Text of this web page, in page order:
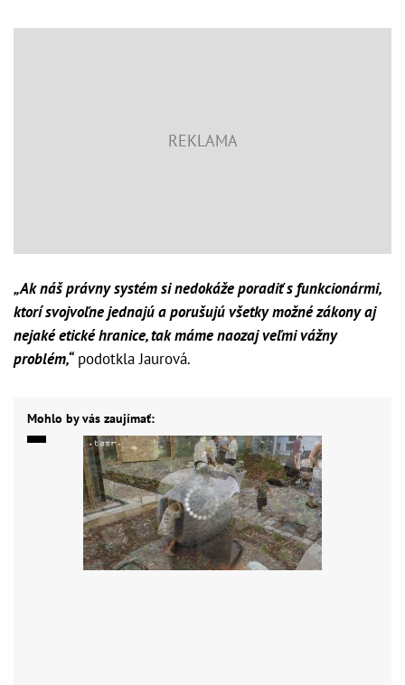
„Ak náš právny systém si nedokáže poradiť s funkcionármi,
ktorí svojvoľne jednajú a porušujú všetky možné zákony aj
nejaké etické hranice, tak máme naozaj veľmi vážny
problém,“podotkla Jaurová.
Mohlo by vás zaujímať: